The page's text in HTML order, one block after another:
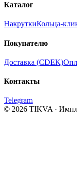
Каталог
НакруткиКольца-
Покупателю
Доставка (CDEK)
Контакты
Telegram
© 2026 TIKVA ·